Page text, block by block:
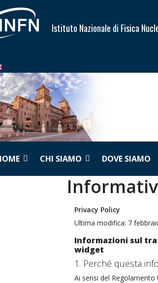
Istituto Nazionale di Fisica
la tua lingua
CHI SIAMO DOVE SIAMO
Privacy Policy
Ultima modifica: 7
Informazioni sul
widget
1. Perché questa
Ai sensi del